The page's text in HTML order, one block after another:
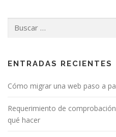
ENTRADAS RECIENTES
Cómo migrar una web paso a
Requerimiento de
qué hacer